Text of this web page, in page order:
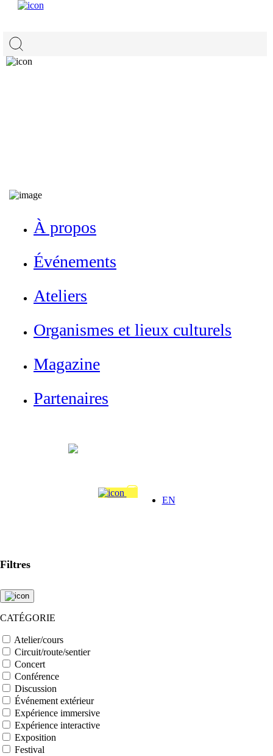
À propos
Événements
Ateliers
Organismes et lieux culturels
Magazine
Partenaires
EN
Filtres
CATÉGORIE
Atelier/cours
Circuit/route/sentier
Concert
Conférence
Discussion
Événement extérieur
Expérience immersive
Expérience interactive
Exposition
Festival